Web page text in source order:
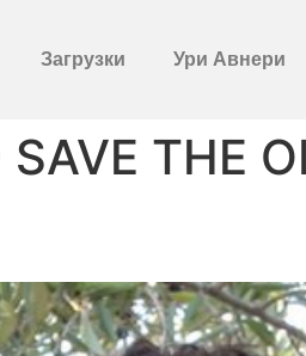
Ури Авнери
Загрузки
SAVE THE